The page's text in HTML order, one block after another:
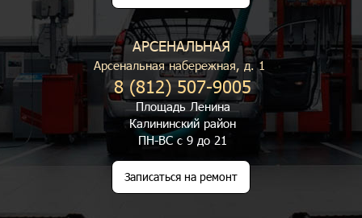
АРСЕНАЛЬНАЯ
Арсенальная набережная, д. 1
8 (812) 507-9005
Площадь Ленина
Калининский район
ПН-ВС с 9 до 21
Записаться на ремонт